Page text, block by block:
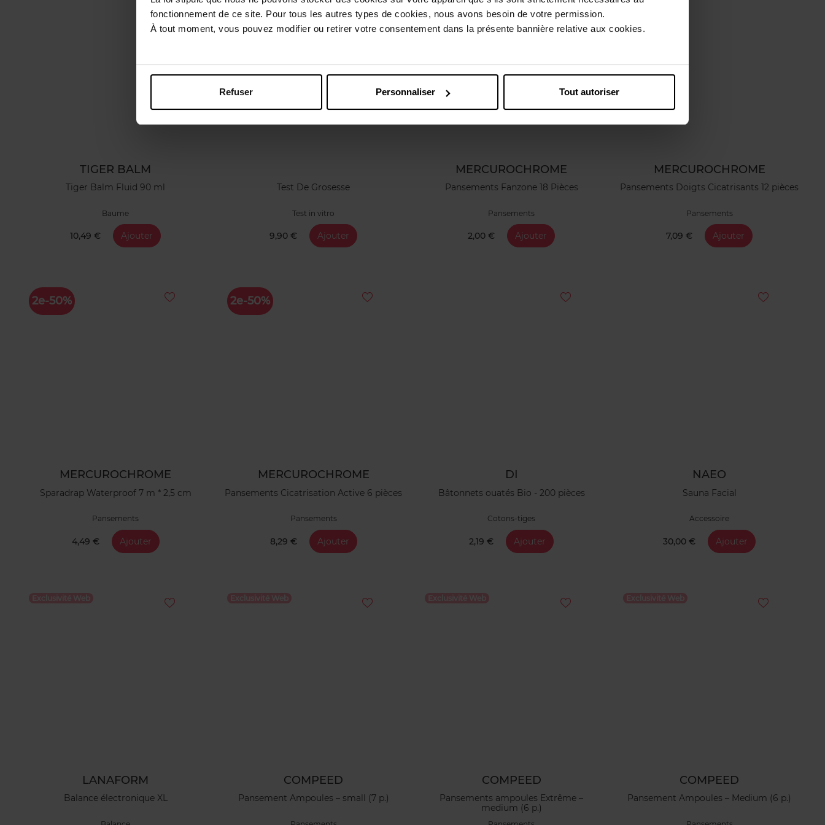
fonctionnement de ce site. Pour tous les autres types de cookies, nous avons besoin de votre permission.
À tout moment, vous pouvez modifier ou retirer votre consentement dans la présente bannière relative aux cookies.
Refuser Personnaliser Tout autoriser
TIGER BALM
Tiger Balm Fluid 90 ml
Baume
10,49 € Ajouter
Test De Grosesse
Test in vitro
9,90 € Ajouter
MERCUROCHROME
Pansements Fanzone 18 Pièces
Pansements
2,00 € Ajouter
MERCUROCHROME
Pansements Doigts Cicatrisants 12 pièces
Pansements
7,09 € Ajouter
2e-50%
MERCUROCHROME
Sparadrap Waterproof 7 m * 2,5 cm
Pansements
4,49 € Ajouter
2e-50%
MERCUROCHROME
Pansements Cicatrisation Active 6 pièces
Pansements
8,29 € Ajouter
DI
Bâtonnets ouatés Bio - 200 pièces
Cotons-tiges
2,19 € Ajouter
NAEO
Sauna Facial
Accessoire
30,00 € Ajouter
LANAFORM
Balance électronique XL
COMPEED
Pansement Ampoules – small (7 p.)
COMPEED
Pansements ampoules Extrême –
medium (6 p.)
COMPEED
Pansement Ampoules – Medium (6 p.)